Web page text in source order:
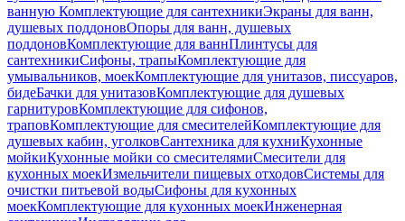
ванную Комплектующие для сантехникиЭкраны для ванн,
душевых поддоновОпоры для ванн, душевых
поддоновКомплектующие для ваннПлинтусы для
сантехникиСифоны, трапыКомплектующие для
умывальников, моекКомплектующие для унитазов, писсуаров,
бидеБачки для унитазовКомплектующие для душевых
гарнитуровКомплектующие для сифонов,
траповКомплектующие для смесителейКомплектующие для
душевых кабин, уголковСантехника для кухниКухонные
мойкиКухонные мойки со смесителямиСмесители для
кухонных моекИзмельчители пищевых отходовСистемы для
очистки питьевой водыСифоны для кухонных
моекКомплектующие для кухонных моекИнженерная